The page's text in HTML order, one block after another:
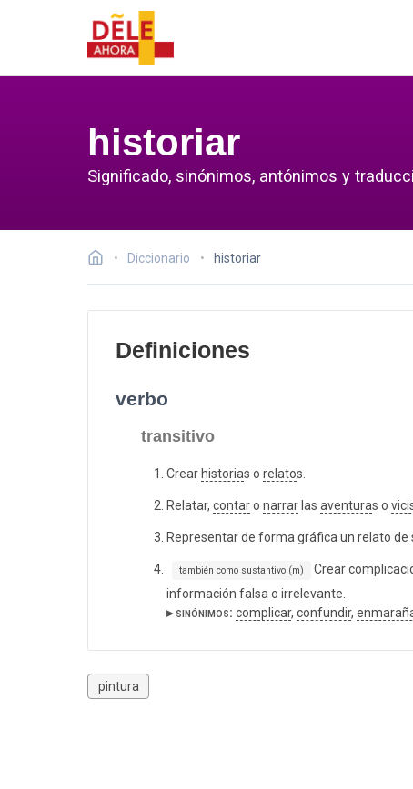
historiar
Significado, sinónimos, antónimos y
Diccionario historiar
Definiciones
verbo
transitivo
Crear historias o relatos.
Relatar, contaro narrar las aventuras o
Representar de forma gráfica un relato de
también como sustantivo (m) Crear
información falsa o irrelevante.
▸ sinónimos: complicar, confundir,
pintura